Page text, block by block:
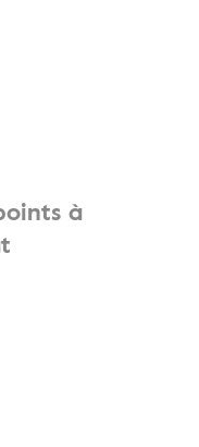
à